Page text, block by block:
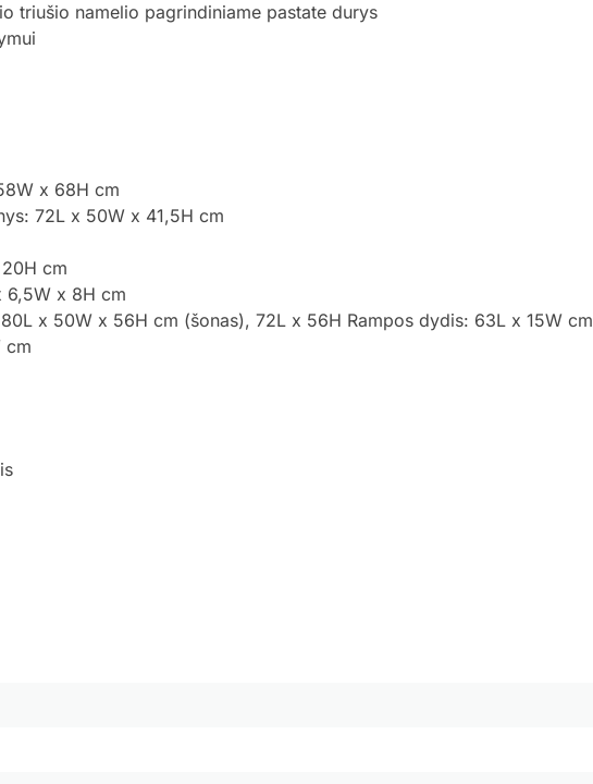
triušio namelio pagrindiniame pastate durys
x 68H cm
72L x 50W x 41,5H cm
cm
x 8H cm
x 50W x 56H cm (šonas), 72L x 56H Rampos dydis: 63L x 15W cm
cm